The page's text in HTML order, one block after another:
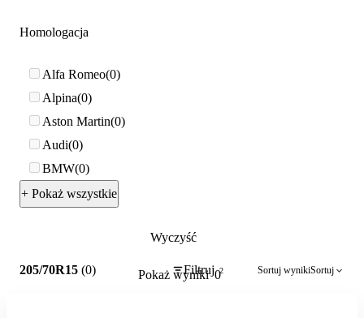
Homologacja
Alfa Romeo 0
Alpina 0
Aston Martin 0
Audi 0
BMW 0
+ Pokaż wszystkie
Wyczyść
Pokaż wyniki 0
205/70R15 (0) Filtruj 2 Sortuj wynikiSortuj